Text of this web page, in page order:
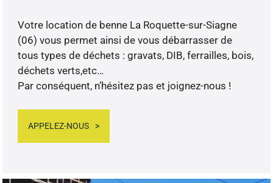
Votre location de benne La Roquette-sur-Siagne
(06) vous permet ainsi de vous débarrasser de
tous types de déchets : gravats, DIB, ferrailles, bois,
déchets verts,etc…
Par conséquent, n’hésitez pas et joignez-nous !
APPELEZ-NOUS